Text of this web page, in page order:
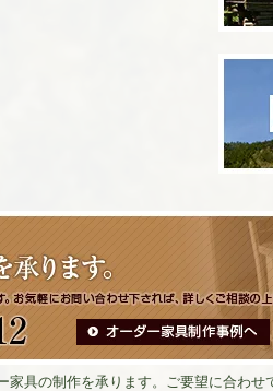
家具の制作を承ります。ご要望に合わせ